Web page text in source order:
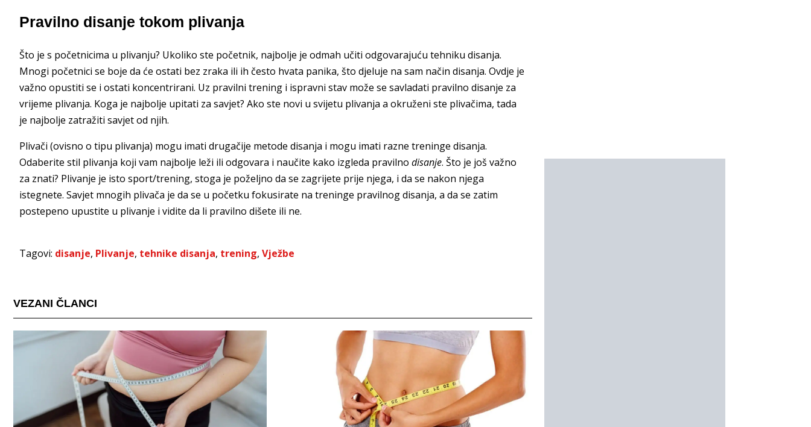
Pravilno disanje tokom plivanja
Što je s početnicima u plivanju? Ukoliko ste početnik, najbolje je odmah učiti odgovarajuću tehniku disanja.
Mnogi početnici se boje da će ostati bez zraka ili ih često hvata panika, što djeluje na sam način disanja. Ovdje je
važno opustiti se i ostati koncentrirani. Uz pravilni trening i ispravni stav može se savladati pravilno disanje za
vrijeme plivanja. Koga je najbolje upitati za savjet? Ako ste novi u svijetu plivanja a okruženi ste plivačima, tada
je najbolje zatražiti savjet od njih.
Plivači (ovisno o tipu plivanja) mogu imati drugačije metode disanja i mogu imati razne treninge disanja.
Odaberite stil plivanja koji vam najbolje leži ili odgovara i naučite kako izgleda pravilno disanje. Što je još važno
za znati? Plivanje je isto sport/trening, stoga je poželjno da se zagrijete prije njega, i da se nakon njega
istegnete. Savjet mnogih plivača je da se u početku fokusirate na treninge pravilnog disanja, a da se zatim
postepeno upustite u plivanje i vidite da li pravilno dišete ili ne.
Tagovi: disanje, Plivanje, tehnike disanja, trening, Vježbe
VEZANI ČLANCI